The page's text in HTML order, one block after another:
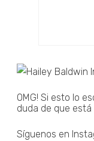
OMG! Si esto lo
duda de que está
Síguenos en